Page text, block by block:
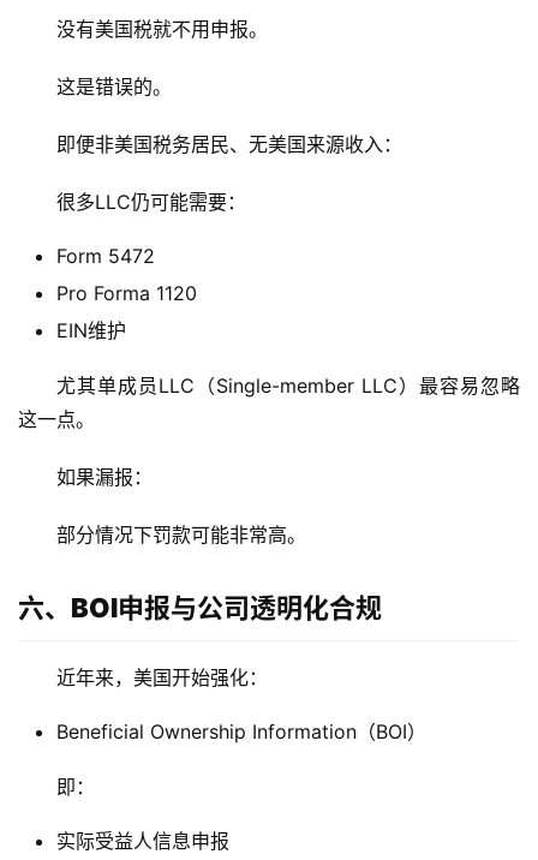
没有美国税就不用申报。
这是错误的。
即便非美国税务居民、无美国来源收入：
很多LLC仍可能需要：
Form 5472
Pro Forma 1120
EIN维护
尤其单成员LLC（Single-member LLC）最容易忽略
这一点。
如果漏报：
部分情况下罚款可能非常高。
六、BOI申报与公司透明化合规
近年来，美国开始强化：
Beneficial Ownership Information（BOI）
即：
实际受益人信息申报